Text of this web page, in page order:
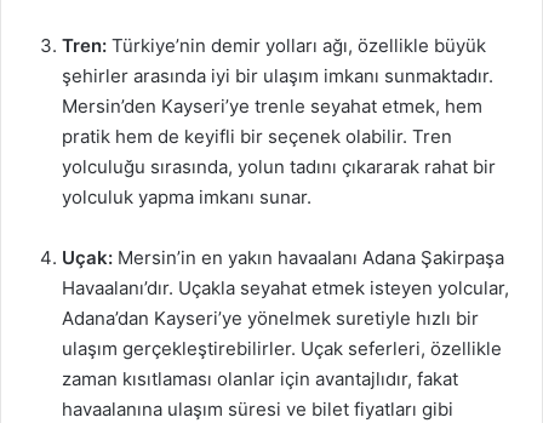
Tren: Türkiye’nin demir yolları ağı, özellikle büyük
şehirler arasında iyi bir ulaşım imkanı sunmaktadır.
Mersin’den Kayseri’ye trenle seyahat etmek, hem
pratik hem de keyifli bir seçenek olabilir. Tren
yolculuğu sırasında, yolun tadını çıkararak rahat bir
yolculuk yapma imkanı sunar.
Uçak: Mersin’in en yakın havaalanı Adana Şakirpaşa
Havaalanı’dır. Uçakla seyahat etmek isteyen yolcular,
Adana’dan Kayseri’ye yönelmek suretiyle hızlı bir
ulaşım gerçekleştirebilirler. Uçak seferleri, özellikle
zaman kısıtlaması olanlar için avantajlıdır, fakat
havaalanına ulaşım süresi ve bilet fiyatları gibi